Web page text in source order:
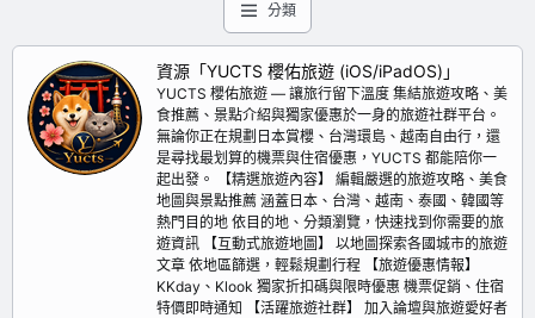
分類
資源「YUCTS 櫻佑旅遊 (iOS/iPadOS)」
YUCTS 櫻佑旅遊 — 讓旅行留下溫度 集結旅遊攻略、美
食推薦、景點介紹與獨家優惠於一身的旅遊社群平台。
無論你正在規劃日本賞櫻、台灣環島、越南自由行，還
是尋找最划算的機票與住宿優惠，YUCTS 都能陪你一
起出發。 【精選旅遊內容】 編輯嚴選的旅遊攻略、美食
地圖與景點推薦 涵蓋日本、台灣、越南、泰國、韓國等
熱門目的地 依目的地、分類瀏覽，快速找到你需要的旅
遊資訊 【互動式旅遊地圖】 以地圖探索各國城市的旅遊
文章 依地區篩選，輕鬆規劃行程 【旅遊優惠情報】
KKday、Klook 獨家折扣碼與限時優惠 機票促銷、住宿
特價即時通知 【活躍旅遊社群】 加入論壇與旅遊愛好者